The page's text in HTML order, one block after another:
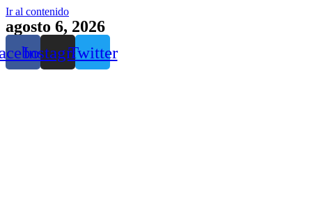
Ir al contenido
agosto 6, 2026
InstagramTwitter